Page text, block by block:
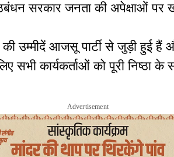
सरकार जनता की अपेक्षाओं पर
उम्मीदें आजसू पार्टी से जुड़ी हुई हैं
सभी कार्यकर्ताओं को पूरी निष्ठा के
Advertisement